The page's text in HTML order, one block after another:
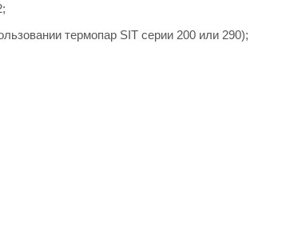
термопар SIT серии 200 или 290);